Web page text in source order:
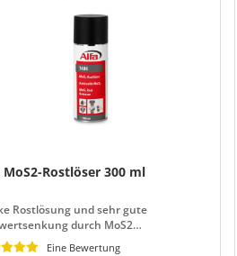
Rostlöser 300 ml
Rostlösung und sehr gute
durch MoS2
Eine Bewertung